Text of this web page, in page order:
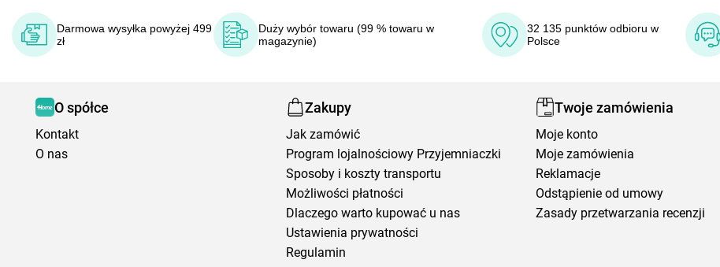
Darmowa wysyłka powyżej 499
zł
Duży wybór towaru (99 % towaru w
magazynie)
32 135 punktów odbioru w
Polsce
O spółce
Kontakt
O nas
Zakupy
Jak zamówić
Program lojalnościowy Przyjemniaczki
Sposoby i koszty transportu
Możliwości płatności
Dlaczego warto kupować u nas
Ustawienia prywatności
Regulamin
Twoje zamówienia
Moje konto
Moje zamówienia
Reklamacje
Odstąpienie od umowy
Zasady przetwarzania recenzji